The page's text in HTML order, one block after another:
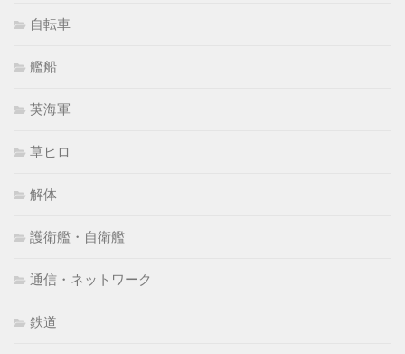
自転車
艦船
英海軍
草ヒロ
解体
護衛艦・自衛艦
通信・ネットワーク
鉄道